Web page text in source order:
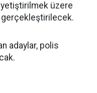
üzere
gerçekleştirilecek.
adaylar, polis